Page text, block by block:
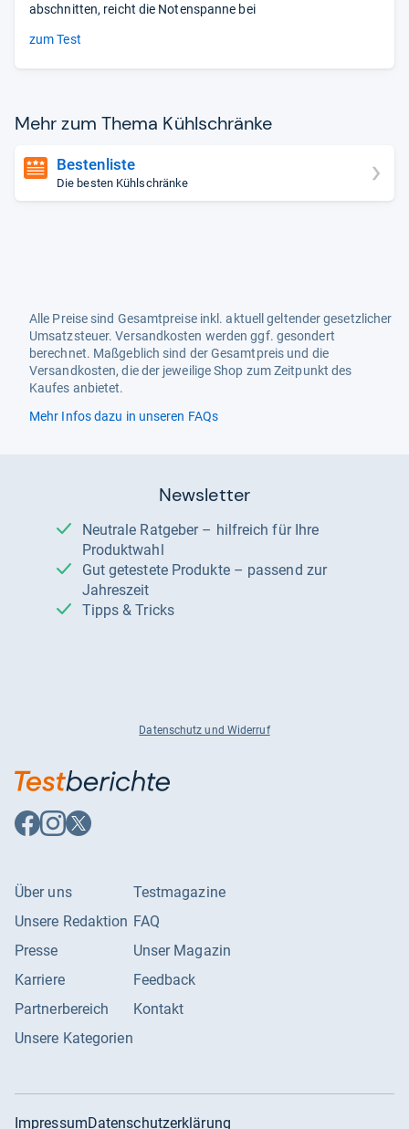
abschnitten, reicht die Notenspanne bei
zum Test
Mehr zum Thema Kühl­schränke
Bestenliste
Die besten Kühlschränke
Alle Preise sind Gesamtpreise inkl. aktuell geltender gesetzlicher
Umsatzsteuer. Versandkosten werden ggf. gesondert
berechnet. Maßgeblich sind der Gesamtpreis und die
Versandkosten, die der jeweilige Shop zum Zeitpunkt des
Kaufes anbietet.
Mehr Infos dazu in unseren FAQs
Newsletter
Neutrale Ratgeber – hilfreich für Ihre
Produktwahl
Gut getestete Produkte – passend zur
Jahreszeit
Tipps & Tricks
Datenschutz und Widerruf
Auf
Facebook
Auf
Instagram
Auf
X
Über uns
Unsere Redaktion
Presse
Karriere
Partnerbereich
Unsere Kategorien
Testmagazine
FAQ
Unser Magazin
Feedback
Kontakt
ImpressumDatenschutzerklärung